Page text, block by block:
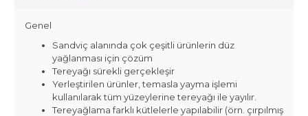
Genel
Sandviç alanında çok çeşitli ürünlerin düz
yağlanması için çözüm
Tereyağı sürekli gerçekleşir
Yerleştirilen ürünler, temasla yayma işlemi
kullanılarak tüm yüzeylerine tereyağı ile yayılır.
Tereyağlama farklı kütlelerle yapılabilir (örn. çırpılmış